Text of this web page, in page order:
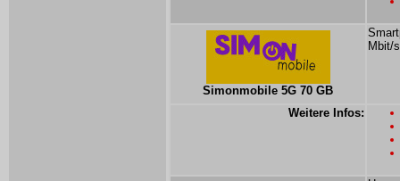
Simonmobile 5G 70 GB
Mbit/s
Weitere Infos: